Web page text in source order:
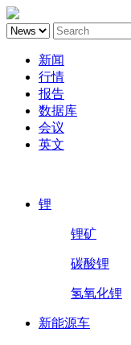
新闻
行情
报告
数据库
会议
英文
锂
锂矿
碳酸锂
氢氧化锂
新能源车